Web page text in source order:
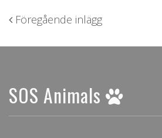
Inläggsnavigering
Föregående inlägg
SOS Animals